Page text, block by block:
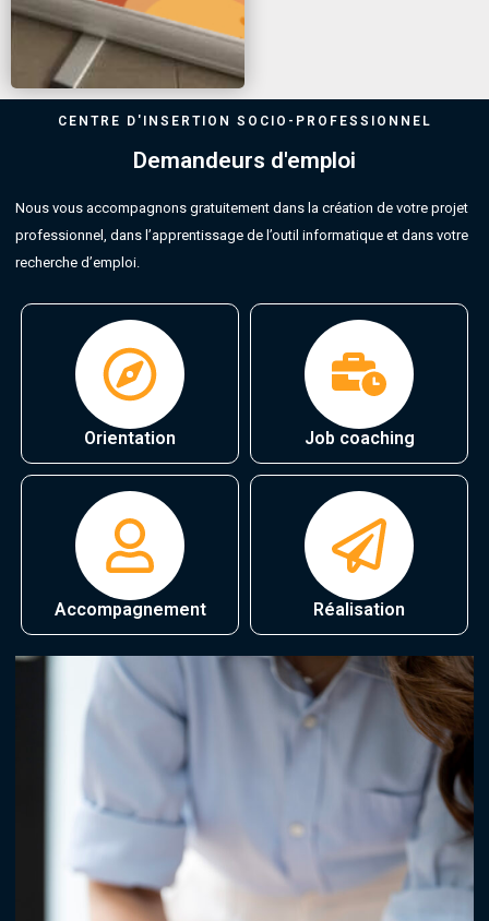
CENTRE D'INSERTION SOCIO-PROFESSIONNEL
Demandeurs d'emploi
Nous vous accompagnons gratuitement dans la création de votre projet
professionnel, dans l’apprentissage de l’outil informatique et dans votre
recherche d’emploi.
Orientation Job coaching
Accompagnement Réalisation